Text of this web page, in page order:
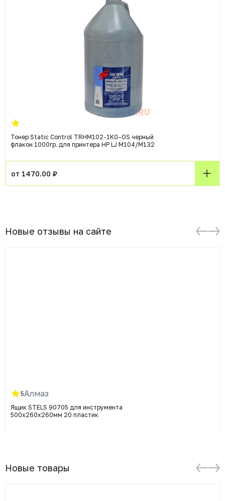
Тонер Static Control TRHM102-1KG-OS черный
флакон 1000гр. для принтера HP LJ M104/M132
от 1470.00 ₽
Новые отзывы на сайте
5Алмаз
Ящик STELS 90705 для инструмента
500х260х260мм 20 пластик
Новые товары